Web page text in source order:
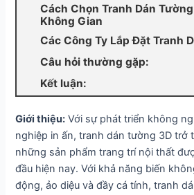
Cách Chọn Tranh Dán
Không Gian
Các Công Ty Lắp Đặt Tranh
Câu hỏi thường gặp:
Kết luận:
Giới thiệu: Với sự phát triển không
nghiệp in ấn, tranh dán tường 3D trở
những sản phẩm trang trí nội thất
đầu hiện nay. Với khả năng biến
động, ảo diệu và đầy cá tính, tranh